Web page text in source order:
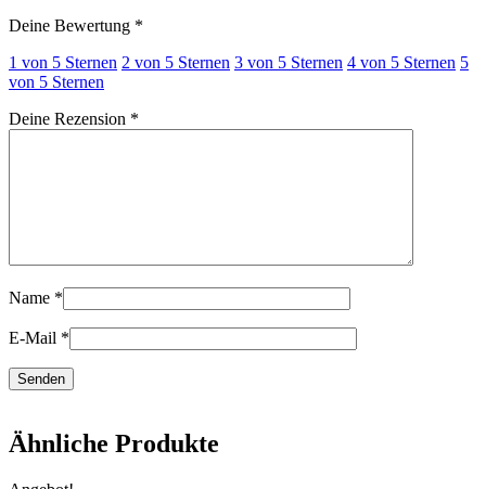
Deine Bewertung *
1 von 5 Sternen 2 von 5 Sternen 3 von 5 Sternen 4 von 5 Sternen 5
von 5 Sternen
Deine Rezension *
Name *
E-Mail *
Ähnliche Produkte